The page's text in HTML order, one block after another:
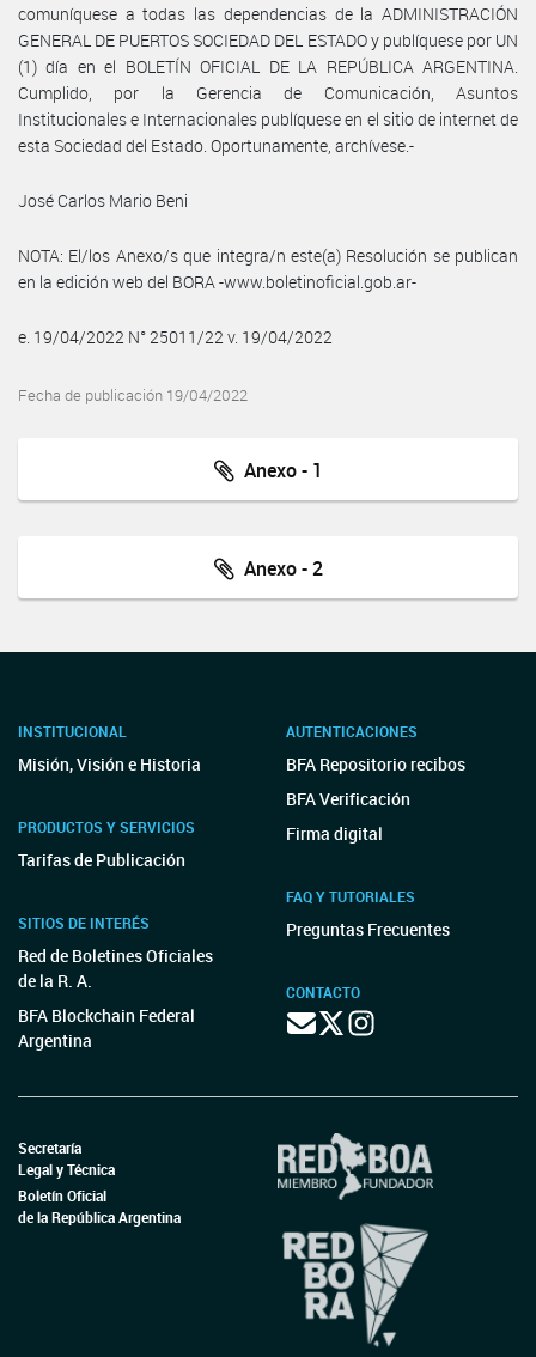
comuníquese a todas las dependencias de la ADMINISTRACIÓN
GENERAL DE PUERTOS SOCIEDAD DEL ESTADO y publíquese por UN
(1) día en el BOLETÍN OFICIAL DE LA REPÚBLICA ARGENTINA.
Cumplido, por la Gerencia de Comunicación, Asuntos
Institucionales e Internacionales publíquese en el sitio de internet de
esta Sociedad del Estado. Oportunamente, archívese.-
José Carlos Mario Beni
NOTA: El/los Anexo/s que integra/n este(a) Resolución se publican
en la edición web del BORA -www.boletinoficial.gob.ar-
e. 19/04/2022 N° 25011/22 v. 19/04/2022
Fecha de publicación 19/04/2022
Anexo - 1
Anexo - 2
INSTITUCIONAL
Misión, Visión e Historia
PRODUCTOS Y SERVICIOS
Tarifas de Publicación
SITIOS DE INTERÉS
Red de Boletines Oficiales
de la R. A.
BFA Blockchain Federal
Argentina
AUTENTICACIONES
BFA Repositorio recibos
BFA Verificación
Firma digital
FAQ Y TUTORIALES
Preguntas Frecuentes
CONTACTO
Secretaría
Legal y Técnica
Boletín Oficial
de la República Argentina